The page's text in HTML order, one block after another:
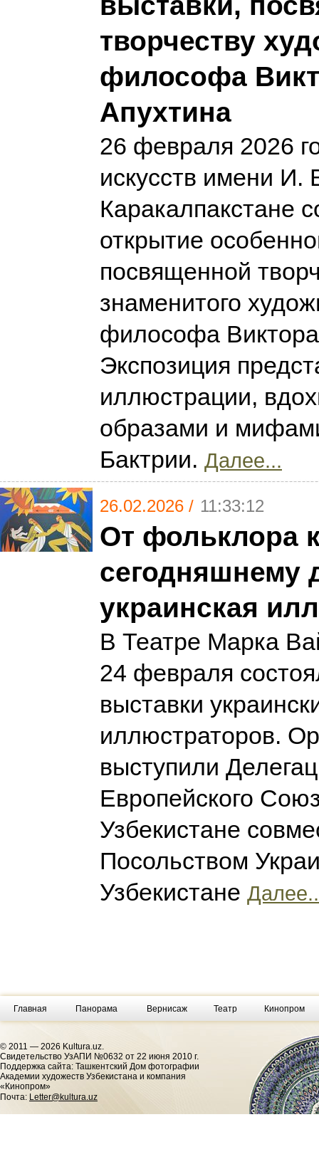
творчеству
философа
Апухтина
26 февраля 2026
искусств имени И.
Каракалпакстане
открытие
посвященной
знаменитого
философа
Экспозиция
иллюстрации,
образами и
Бактрии. Далее...
26.02.2026 / 11:33:12
От фольклора
сегодняшнему
украинская
В Театре Марка
24 февраля
выставки
иллюстраторов.
выступили
Европейского
Узбекистане
Посольством
Узбекистане
Главная Панорама Вернисаж Театр Кинопром
© 2011 — 2026 Kultura.uz.
Cвидетельство УзАПИ №0632 от 22 июня 2010 г.
Поддержка сайта: Ташкентский Дом фотографии
Академии художеств Узбекистана и компания
«Кинопром»
Почта: Letter@kultura.uz